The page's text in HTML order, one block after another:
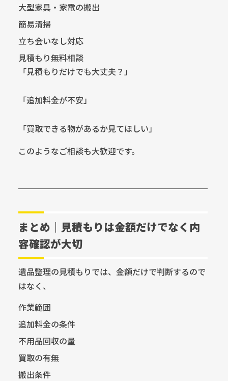
大型家具・家電の搬出
簡易清掃
立ち会いなし対応
見積もり無料相談
「見積もりだけでも大丈夫？」
「追加料金が不安」
「買取できる物があるか見てほしい」
このようなご相談も大歓迎です。
まとめ｜見積もりは金額だけでなく内
容確認が大切
遺品整理の見積もりでは、金額だけで判断するので
はなく、
作業範囲
追加料金の条件
不用品回収の量
買取の有無
搬出条件